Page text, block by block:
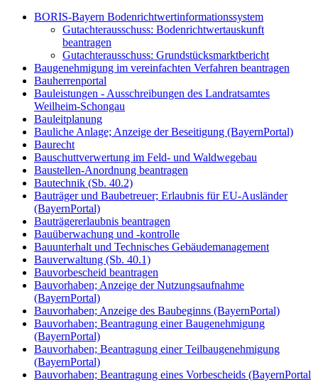
BORIS-Bayern Bodenrichtwertinformationssystem
Gutachterausschuss: Bodenrichtwertauskunft
beantragen
Gutachterausschuss: Grundstücksmarktbericht
Baugenehmigung im vereinfachten Verfahren beantragen
Bauherrenportal
Bauleistungen - Ausschreibungen des Landratsamtes
Weilheim-Schongau
Bauleitplanung
Bauliche Anlage; Anzeige der Beseitigung (BayernPortal)
Baurecht
Bauschuttverwertung im Feld- und Waldwegebau
Baustellen-Anordnung beantragen
Bautechnik (Sb. 40.2)
Bauträger und Baubetreuer; Erlaubnis für EU-Ausländer
(BayernPortal)
Bauträgererlaubnis beantragen
Bauüberwachung und -kontrolle
Bauunterhalt und Technisches Gebäudemanagement
Bauverwaltung (Sb. 40.1)
Bauvorbescheid beantragen
Bauvorhaben; Anzeige der Nutzungsaufnahme
(BayernPortal)
Bauvorhaben; Anzeige des Baubeginns (BayernPortal)
Bauvorhaben; Beantragung einer Baugenehmigung
(BayernPortal)
Bauvorhaben; Beantragung einer Teilbaugenehmigung
(BayernPortal)
Bauvorhaben; Beantragung eines Vorbescheids (BayernPortal